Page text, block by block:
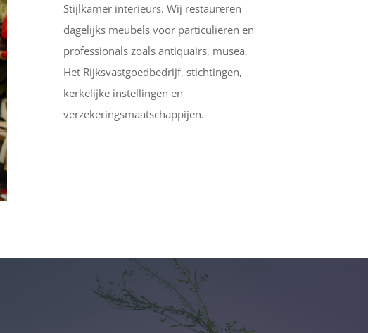
Stijlkamer interieurs. Wij restaureren
dagelijks meubels voor particulieren en
professionals zoals antiquairs, musea,
Het Rijksvastgoedbedrijf, stichtingen,
kerkelijke instellingen en
verzekeringsmaatschappijen.